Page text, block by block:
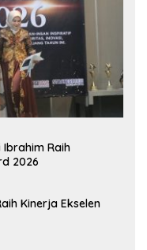
Ibrahim Raih
2026
Kinerja Ekselen